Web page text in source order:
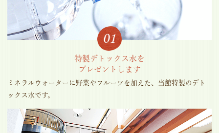
特製デトックス水を
プレゼントします
ミネラルウォーターに野菜やフルーツを加えた、当館特製のデト
ックス水です。